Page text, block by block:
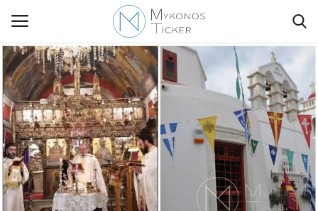
Contact Us
Politique
Business